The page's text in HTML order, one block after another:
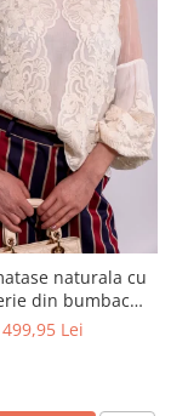
naturala cu
din bumbac
cu vascoza 100%
499,95 Lei